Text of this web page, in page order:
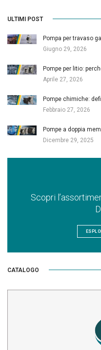
ULTIMI POST
Pompa per travaso
Giugno 29, 2026
Pompe per litio:
Aprile 27, 2026
Pompe chimiche:
Febbraio 27, 2026
Pompe a doppia
Dicembre 29, 2025
Scopri
CATALOGO